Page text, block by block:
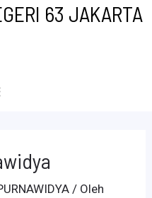
63 JAKARTA
/ Oleh